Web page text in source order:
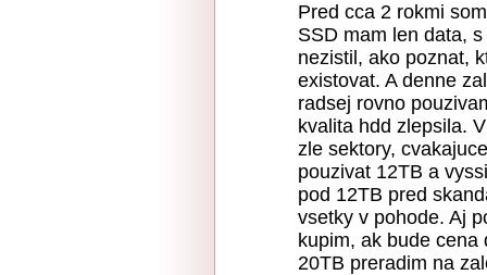
Pred cca 2 rokmi
SSD mam len data,
nezistil, ako poznat,
existovat. A denne
radsej rovno
kvalita hdd zlepsila.
zle sektory,
pouzivat 12TB a
pod 12TB pred
vsetky v pohode. Aj
kupim, ak bude
20TB preradim na